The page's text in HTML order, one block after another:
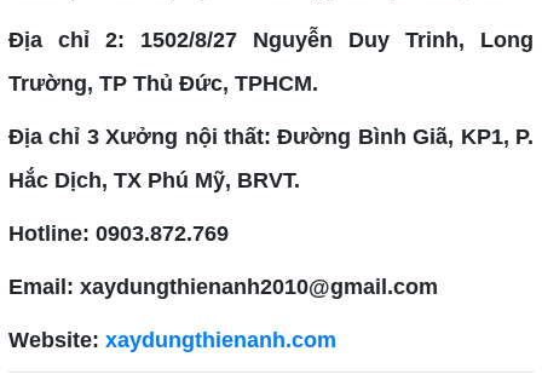
Địa chỉ 2: 1502/8/27 Nguyễn Duy Trinh, Long
Trường, TP Thủ Đức, TPHCM.
Địa chỉ 3 Xưởng nội thất: Đường Bình Giã, KP1, P.
Hắc Dịch, TX Phú Mỹ, BRVT.
Hotline: 0903.872.769
Email: xaydungthienanh2010@gmail.com
Website: xaydungthienanh.com